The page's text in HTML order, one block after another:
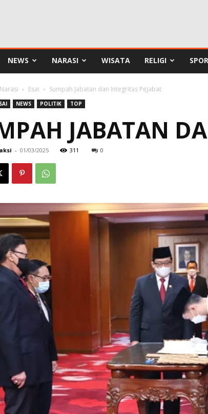
NEWS NARASI WISATA RELIGI
Narasi Esai Sumpah Jabatan dan Integritas Pejabat
NEWS POLITIK TOP
JABATAN
- 01/03/2025 311 0